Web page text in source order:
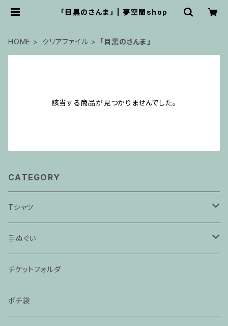
「目黒のさんま」 | 夢空間shop
HOME クリアファイル 「目黒のさんま」
該当する商品が見つかりませんでした。
CATEGORY
Tシャツ
「ぞろぞろ」
「抜け雀」
「猫と金魚」
手ぬぐい
「時そば」
「死神」
チケットフォルダ
ポチ袋